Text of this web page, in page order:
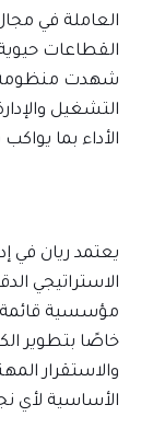
العاملة في
القطاعات
شهدت منظومة
التشغيل
الأداء بما
يعتمد ريان في
الاستراتيجي
مؤسسية قائمة
خاصًا بتطوير
والاستقرار
الأساسية لأي